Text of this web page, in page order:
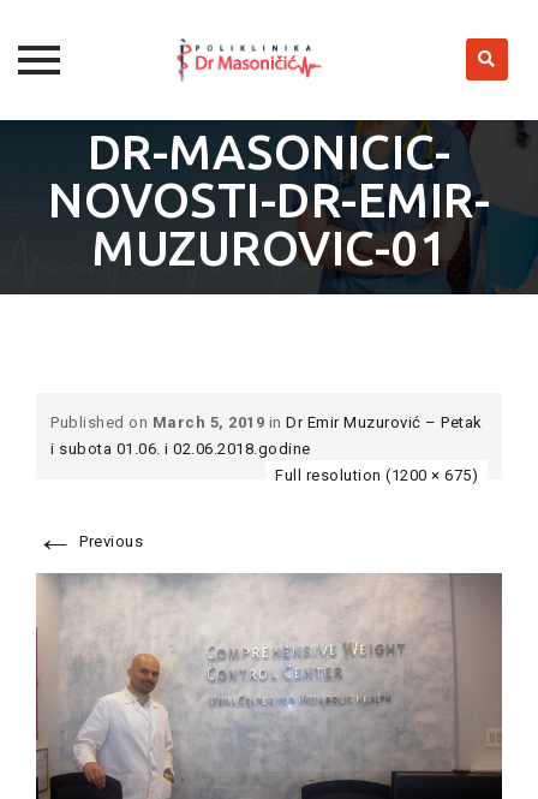
content
DR-MASONICIC-
NOVOSTI-DR-EMIR-
MUZUROVIC-01
Published on March 5, 2019 in Dr Emir Muzurović – Petak
i subota 01.06. i 02.06.2018.godine
Full resolution (1200 × 675)
← Previous